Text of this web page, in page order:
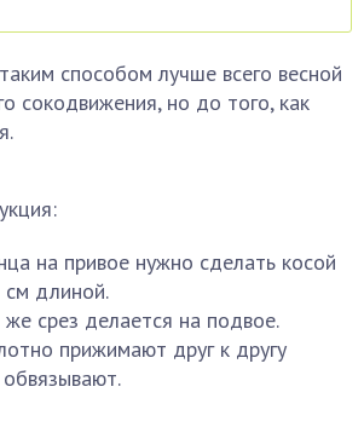
способом лучше всего весной
сокодвижения, но до того, как
на привое нужно сделать косой
см длиной.
срез делается на подвое.
прижимают друг к другу